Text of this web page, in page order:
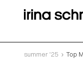
summer '25 Top